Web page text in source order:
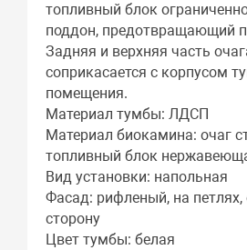
топливный блок
поддон, предотвращающий
Задняя и верхняя часть
соприкасается с корпусом
помещения.
Материал тумбы: ЛДСП
Материал биокамина: очаг
топливный блок
Вид установки: напольная
Фасад: рифленый, на петлях,
сторону
Цвет тумбы: белая